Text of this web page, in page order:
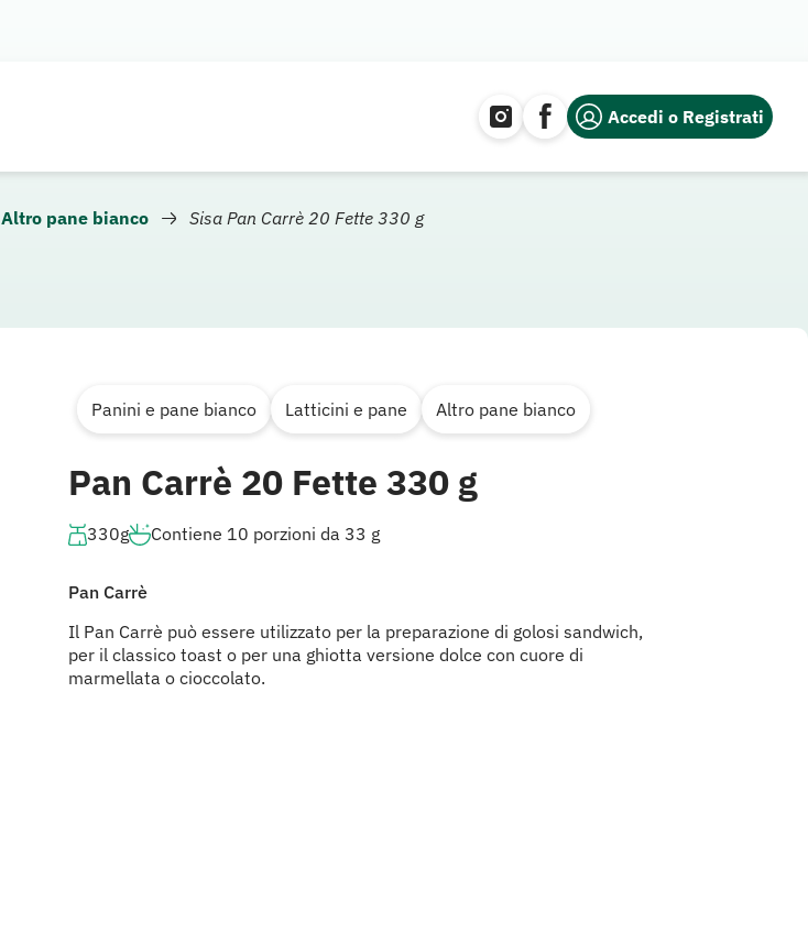
Accedi o Registrati
Altro pane bianco Sisa Pan Carrè 20 Fette 330 g
Panini e pane bianco Latticini e pane Altro pane bianco
Pan Carrè 20 Fette 330 g
330g Contiene 10 porzioni da 33 g
Pan Carrè
Il Pan Carrè può essere utilizzato per la preparazione di golosi sandwich,
per il classico toast o per una ghiotta versione dolce con cuore di
marmellata o cioccolato.